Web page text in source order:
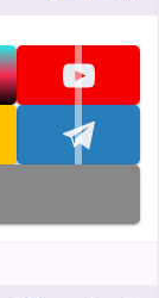
تابعنا على youtube
تابعنا على telegram